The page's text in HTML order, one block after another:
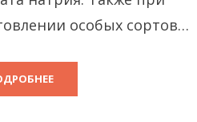
особых сортов…